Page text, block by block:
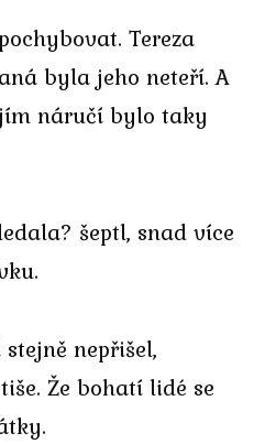
Tereza
byla jeho neteří. A
náručí bylo taky
šeptl, snad více
nepřišel,
Že bohatí lidé se